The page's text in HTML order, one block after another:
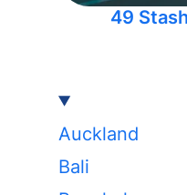
49
Auckland
Bali